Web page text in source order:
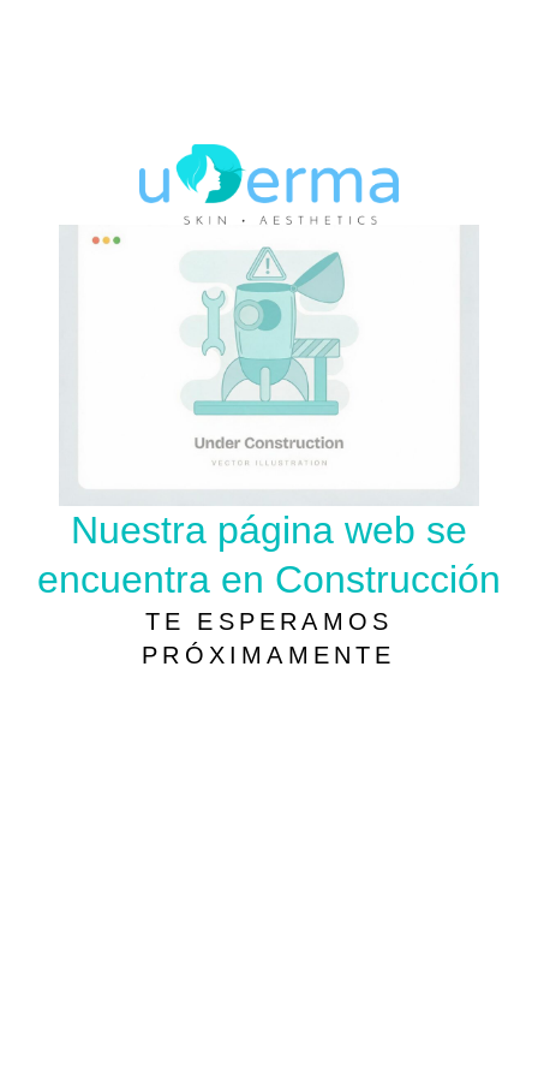
Nuestra página web se
encuentra en Construcción
TE ESPERAMOS
PRÓXIMAMENTE